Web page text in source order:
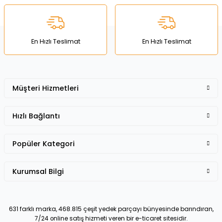
Ürün fiyatı diğer sitelerden daha pahalı.
Bu ürüne benzer farklı alternatifler olmalı.
En Hızlı Teslimat En Hızlı Teslimat
631 farklı marka, 468.815 çeşit yedek parçayı bünyesinde barındıran,
7/24 online satış hizmeti veren bir e-ticaret sitesidir.
Müşteri Hizmetleri
Hızlı Bağlantı
Popüler Kategori
Kurumsal Bilgi